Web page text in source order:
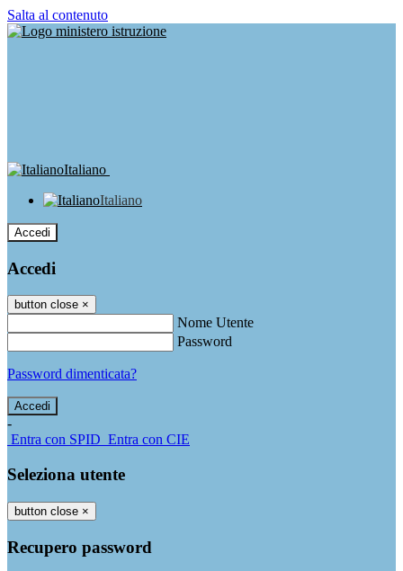
Salta al contenuto
Italiano
Italiano
Accedi
Accedi
button close ×
Nome Utente
Password
Password dimenticata?
-
Entra con SPID Entra con CIE
Seleziona utente
button close ×
Recupero password